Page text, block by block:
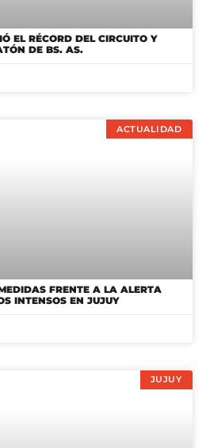
EL RÉCORD DEL CIRCUITO Y
DE BS. AS.
ACTUALIDAD
FRENTE A LA ALERTA
INTENSOS EN JUJUY
JUJUY